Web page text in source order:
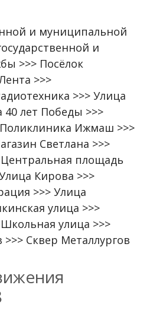
и муниципальной
и
>>> Посёлок
>>>
>>> Улица
лет Победы >>>
Ижмаш >>>
Светлана >>>
площадь
Кирова >>>
>>> Улица
улица >>>
улица >>>
Сквер Металлургов